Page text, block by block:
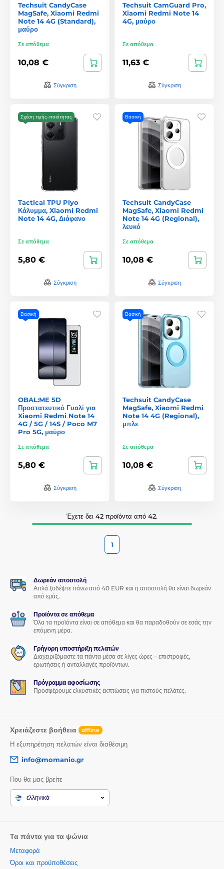
Techsuit CandyCase
MagSafe, Xiaomi Redmi
Note 14 4G (Standard),
μαύρο
Σε απόθεμα
10,08 €
Σύγκριση
Techsuit CamGuard Pro,
Xiaomi Redmi Note 14
4G, μαύρο
Σε απόθεμα
11,63 €
Σύγκριση
Σχέση τιμής-ποιότητας
Tactical TPU Plyo
Κάλυμμα, Xiaomi Redmi
Note 14 4G, Διάφανο
Σε απόθεμα
5,80 €
Σύγκριση
Βασική
Techsuit CandyCase
MagSafe, Xiaomi Redmi
Note 14 4G (Regional),
λευκό
Σε απόθεμα
10,08 €
Σύγκριση
Βασική
OBAL:ME 5D
Προστατευτικό Γυαλί για
Xiaomi Redmi Note 14
4G / 5G / 14S / Poco M7
Pro 5G, μαύρο
Σε απόθεμα
5,80 €
Σύγκριση
Βασική
Techsuit CandyCase
MagSafe, Xiaomi Redmi
Note 14 4G (Regional),
μπλε
Σε απόθεμα
10,08 €
Σύγκριση
Έχετε δει 42 προϊόντα από 42.
1
Δωρεάν αποστολή
Απλά ξοδέψτε πάνω από 40 EUR και η αποστολή θα είναι δωρεάν
από εμάς.
Προϊόντα σε απόθεμα
Όλα τα προϊόντα είναι σε απόθεμα και θα παραδοθούν σε εσάς την
επόμενη μέρα.
Γρήγορη υποστήριξη πελατών
Διαχειριζόμαστε τα πάντα μέσα σε λίγες ώρες – επιστροφές,
ερωτήσεις ή ανταλλαγές προϊόντων.
Πρόγραμμα αφοσίωσης
Προσφέρουμε ελκυστικές εκπτώσεις για πιστούς πελάτες.
Χρειάζεστε βοήθεια offline
Η εξυπηρέτηση πελατών είναι διαθέσιμη
info@momanio.gr
Που θα μας βρείτε
ελληνικά
Τα πάντα για τα ψώνια
Μεταφορά
Όροι και προϋποθέσεις